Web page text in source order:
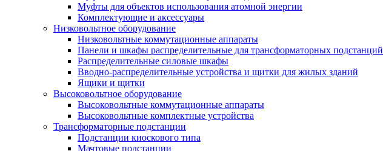
Муфты для объектов использования атомной энергии
Комплектующие и аксессуары
Низковольтное оборудование
Низковольтные коммутационные аппараты
Панели и шкафы распределительные для трансформаторных подстанций
Распределительные силовые шкафы
Вводно-распределительные устройства и щитки для жилых зданий
Ящики и щитки
Высоковольтное оборудование
Высоковольтные коммутационные аппараты
Высоковольтные комплектные устройства
Трансформаторные подстанции
Подстанции киоскового типа
Мачтовые подстанции